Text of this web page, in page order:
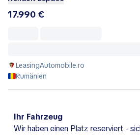
17.990 €
LeasingAutomobile.ro
Rumänien
Ihr Fahrzeug
Wir haben einen Platz reserviert -